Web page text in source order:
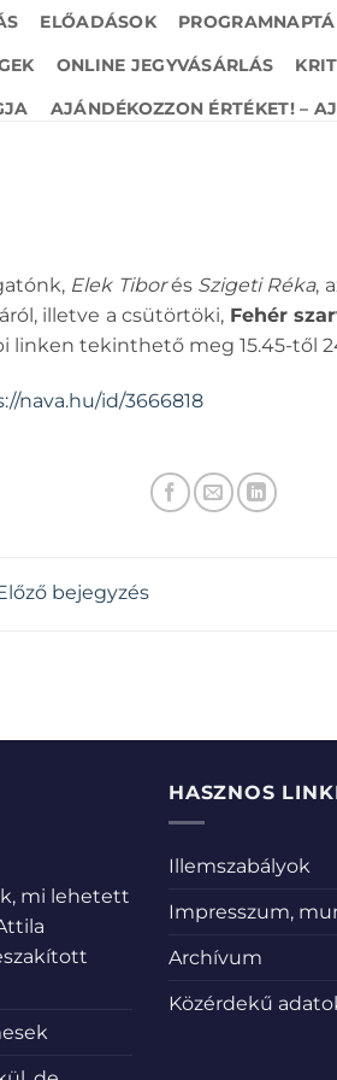
ELŐADÁSOK
ONLINE JEGYVÁSÁRLÁS
AJÁNDÉKOZZON ÉRTÉKET! –
Elek Tiborés Szigeti Réka,
illetve a csütörtöki, Fehér
linken tekinthető meg 15.45-től
nava.hu/id/3666818
bejegyzés
mi lehetett
HASZNOS
Illemszabályok
Impresszum,
Archívum
Közérdekű